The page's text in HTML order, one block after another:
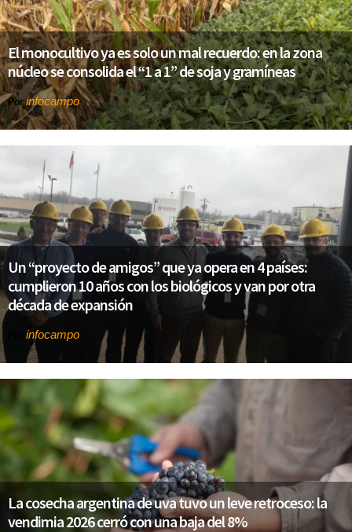
El monocultivo ya es solo un mal recuerdo: en la zona
núcleo se consolida el “1 a 1” de soja y gramíneas
Porinfocampo
Un “proyecto de amigos” que ya opera en 4 países:
cumplieron 10 años con los biológicos y van por otra
década de expansión
infocampo
La cosecha argentina de uva tuvo un leve retroceso: la
vendimia 2026 cerró con una baja del 8%